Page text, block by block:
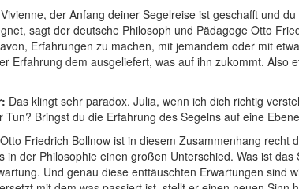
Vivienne, der Anfang deiner Segelreise ist geschafft und
sagt der deutsche Philosoph und Pädagoge Otto
Erfahrungen zu machen, mit jemandem oder mit
Erfahrung dem ausgeliefert, was auf ihn zukommt.
Das klingt sehr paradox. Julia, wenn ich dich richtig
Tun? Bringst du die Erfahrung des Segelns auf eine
Friedrich Bollnow ist in diesem Zusammenhang recht
in der Philosophie einen großen Unterschied. Was ist
Und genau diese enttäuschten Erwartungen sind